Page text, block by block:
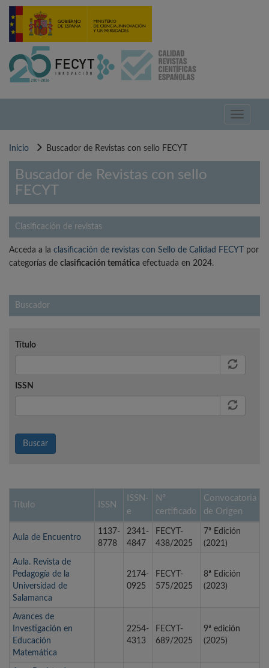
Pasar
contenido
Toggle
Inicio Buscador de Revistas con sello FECYT
Buscador de Revistas con sello
FECYT
Clasificación de revistas
Acceda a la clasificación de revistas con Sello de Calidad FECYT
por
categorías de clasificación temática efectuada en 2024.
Buscador
Título
ISSN
Buscar
Título ISSN
ISSN-
e
Nº
certificado
Convocatoria
de Origen
Aula de Encuentro
1137-
8778
2341-
4847
FECYT-
438/2025
7ª Edición
(2021)
Aula. Revista de
Pedagogía de la
Universidad de
Salamanca
2174-
0925
FECYT-
575/2025
8ª Edición
(2023)
Avances de
Investigación en
Educación
Matemática
2254-
4313
FECYT-
689/2025
9ª edición
(2025)